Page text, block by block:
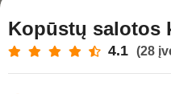
Kopūstų salotos
4.1 (28